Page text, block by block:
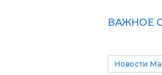
ВАЖНОЕ
Новости